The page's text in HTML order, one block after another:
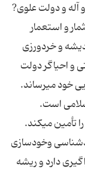
آله و دولت علوى?
و استعمار
و خردورزى
و احياگر دولت
خود مى‏رساند.
است.
تأمين مى‏كند.
وخودسازى
دارد و ريشه